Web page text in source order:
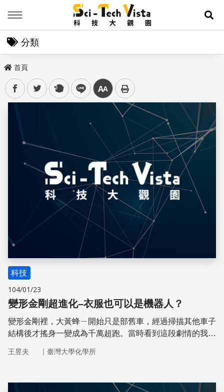
展
分類
首頁
facebooktwitter plurk line 中
儲存
科技
104/01/23
變形金剛超進化–衣服也可以是機器人？
變形金剛裡，大黃蜂ㄧ開始只是部舊車，經過掃描其他車子
結構後才搖身一變成為千萬超跑。當時看到這段劇情的我就
巾或是衣服？雖然「衣服」金剛聽起來弱弱的，但若是有一
是蠻厲害的！現在，透過最新的機械紡織材料，還真有人做
王昱夫 ｜ 臺灣大學化學所